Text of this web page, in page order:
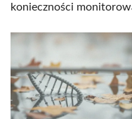
konieczności